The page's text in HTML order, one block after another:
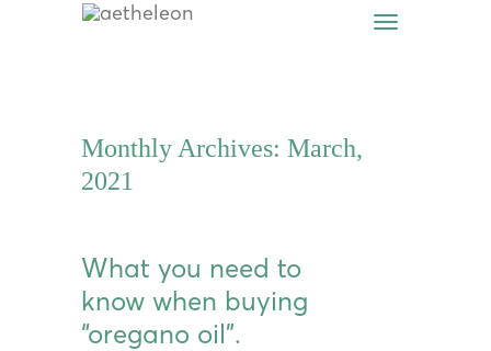
Monthly Archives: March,
2021
What you need to
know when buying
“oregano oil”.